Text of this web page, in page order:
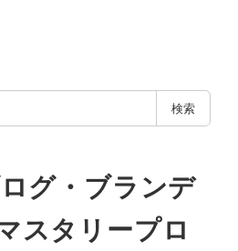
検索
グ・ブランデ
スタリープロ